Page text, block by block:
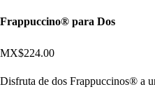
Frappuccino® para Dos
MX$224.00
Disfruta de dos Frappuccinos® a